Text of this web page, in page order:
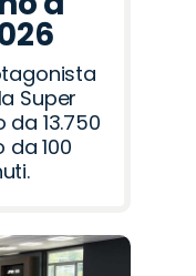
Super
13.750
da 100